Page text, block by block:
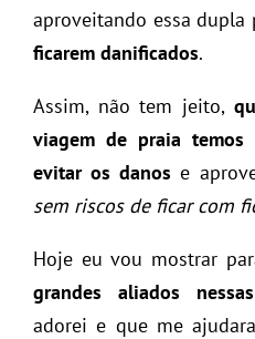
aproveitando essa dupla
ficarem danificados.
Assim, não tem jeito,
viagem de praia
evitar os danos e
sem riscos de ficar com
Hoje eu vou mostrar
grandes aliados
adorei e que me